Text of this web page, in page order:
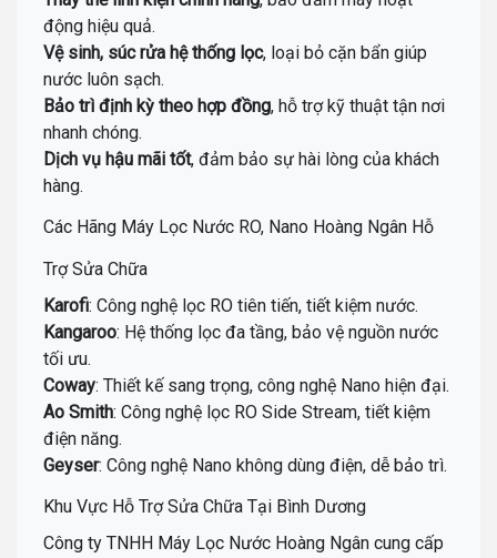
động hiệu quả.
Vệ sinh, súc rửa hệ thống lọc, loại bỏ cặn bẩn giúp
nước luôn sạch.
Bảo trì định kỳ theo hợp đồng, hỗ trợ kỹ thuật tận nơi
nhanh chóng.
Dịch vụ hậu mãi tốt, đảm bảo sự hài lòng của khách
hàng.
Các Hãng Máy Lọc Nước RO, Nano Hoàng Ngân Hỗ
Trợ Sửa Chữa
Karofi: Công nghệ lọc RO tiên tiến, tiết kiệm nước.
Kangaroo: Hệ thống lọc đa tầng, bảo vệ nguồn nước
tối ưu.
Coway: Thiết kế sang trọng, công nghệ Nano hiện đại.
Ao Smith: Công nghệ lọc RO Side Stream, tiết kiệm
điện năng.
Geyser: Công nghệ Nano không dùng điện, dễ bảo trì.
Khu Vực Hỗ Trợ Sửa Chữa Tại Bình Dương
Công ty TNHH Máy Lọc Nước Hoàng Ngân cung cấp